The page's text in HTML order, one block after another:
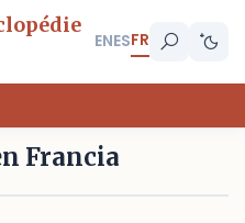
ENESFR
Francia